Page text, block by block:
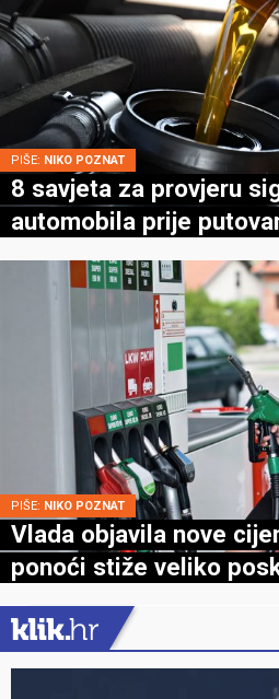
PIŠE: NIKO POZNAT
8 savjeta za provjeru
automobila prije
PIŠE: NIKO POZNAT
Vlada objavila nove
ponoći stiže veliko